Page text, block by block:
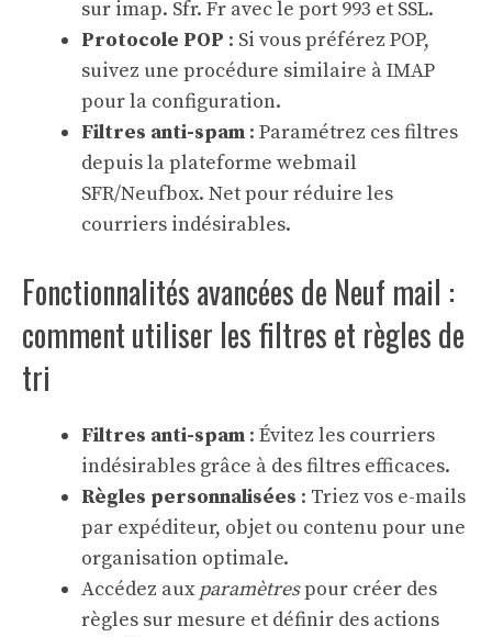
sur imap. Sfr. Fr avec le port 993 et SSL.
Protocole POP : Si vous préférez POP,
suivez une procédure similaire à IMAP
pour la configuration.
Filtres anti-spam : Paramétrez ces filtres
depuis la plateforme webmail
SFR/Neufbox. Net pour réduire les
courriers indésirables.
Fonctionnalités avancées de Neuf mail :
comment utiliser les filtres et règles de
tri
Filtres anti-spam : Évitez les courriers
indésirables grâce à des filtres efficaces.
Règles personnalisées : Triez vos e-mails
par expéditeur, objet ou contenu pour une
organisation optimale.
Accédez aux paramètrespour créer des
règles sur mesure et définir des actions